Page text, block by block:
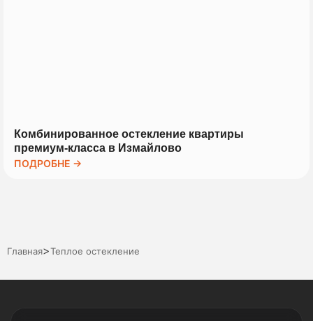
Комбинированное остекление квартиры
премиум-класса в Измайлово
ПОДРОБНЕ →
Главная>Теплое остекление